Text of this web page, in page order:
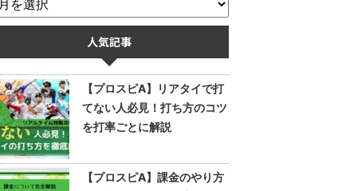
人気記事
【プロスピA】リアタイで打
てない人必見！打ち方のコツ
を打率ごとに解説
【プロスピA】課金のやり方